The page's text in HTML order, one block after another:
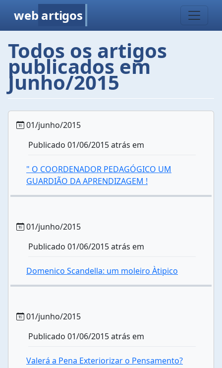
web artigos
Todos os artigos
publicados em
Junho/2015
01/junho/2015
Publicado 01/06/2015 atrás em
" O COORDENADOR PEDAGÓGICO UM
GUARDIÃO DA APRENDIZAGEM !
01/junho/2015
Publicado 01/06/2015 atrás em
Domenico Scandella: um moleiro Àtipico
01/junho/2015
Publicado 01/06/2015 atrás em
Valerá a Pena Exteriorizar o Pensamento?